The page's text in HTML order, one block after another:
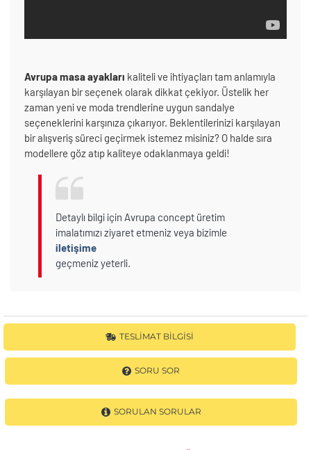
TESLIMAT BILGISI
SORU SOR
SORULAN SORULAR
Avrupa masa ayakları kaliteli ve ihtiyaçları tam anlamıyla
karşılayan bir seçenek olarak dikkat çekiyor. Üstelik her
zaman yeni ve moda trendlerine uygun sandalye
seçeneklerini karşınıza çıkarıyor. Beklentilerinizi karşılayan
bir alışveriş süreci geçirmek istemez misiniz? O halde sıra
modellere göz atıp kaliteye odaklanmaya geldi!
Detaylı bilgi için Avrupa concept üretim
imalatımızı ziyaret etmeniz veya bizimle
iletişime
geçmeniz yeterli.